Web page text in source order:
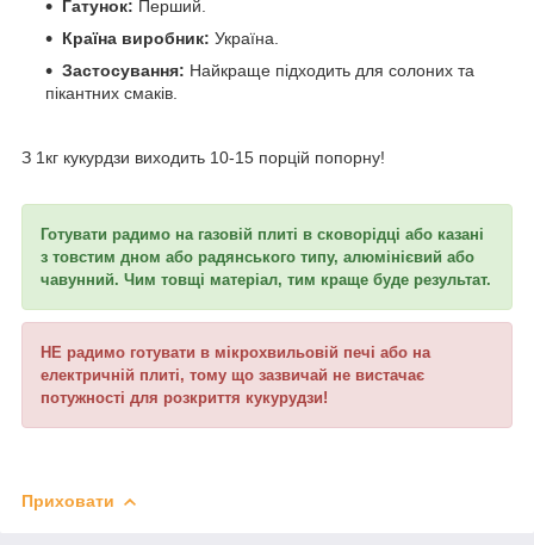
Гатунок: Перший.
Країна виробник: Україна.
Застосування: Найкраще підходить для солоних та
пікантних смаків.
З 1кг кукурдзи виходить 10-15 порцій попорну!
Готувати радимо на газовій плиті в сковорідці або казані
з товстим дном або радянського типу, алюмінієвий або
чавунний. Чим товщі матеріал, тим краще буде результат.
НЕ радимо готувати в мікрохвильовій печі або на
електричній плиті, тому що зазвичай не вистачає
потужності для розкриття кукурудзи!
Приховати